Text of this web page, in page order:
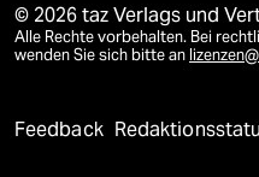
© 2026 taz Verlags und
Alle Rechte vorbehalten. Bei
wenden Sie sich bitte an
Feedback